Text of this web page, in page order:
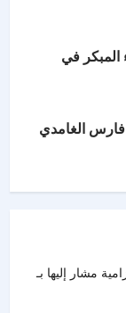
المبكر في
فارس الغامدي
مشار إليها بـ